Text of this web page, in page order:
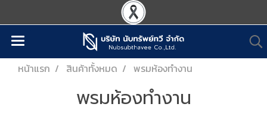
หน้าแรก สินค้าทั้งหมด พรมห้องทำงาน
พรมห้องทำงาน